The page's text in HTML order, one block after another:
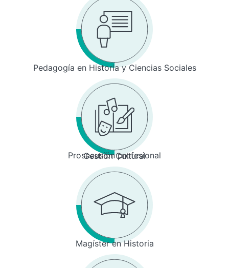
Pedagogía en Historia y Ciencias Sociales
Prosecusión profesional
Gestión Cultural
Magíster en Historia